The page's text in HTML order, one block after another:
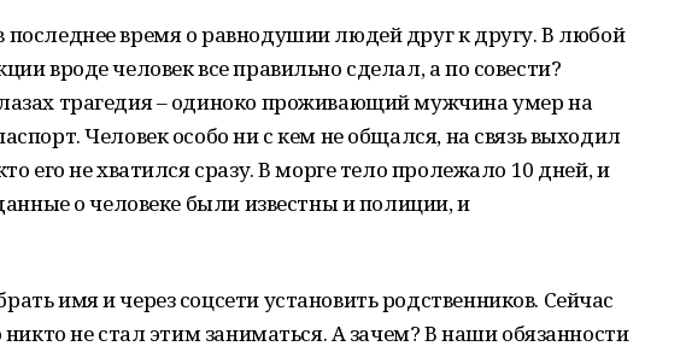
последнее время о равнодушии людей друг к другу. В любой
вроде человек все правильно сделал, а по совести?
трагедия – одиноко проживающий мужчина умер на
Человек особо ни с кем не общался, на связь выходил
его не хватился сразу. В морге тело пролежало 10 дней, и
о человеке были известны и полиции, и
имя и через соцсети установить родственников. Сейчас
не стал этим заниматься. А зачем? В наши обязанности